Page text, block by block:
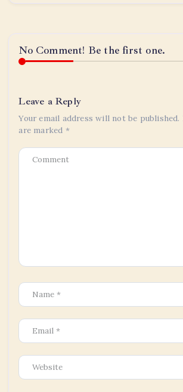
No Comment! Be the first one.
Leave a Reply
Your email address will not be published.
are marked *